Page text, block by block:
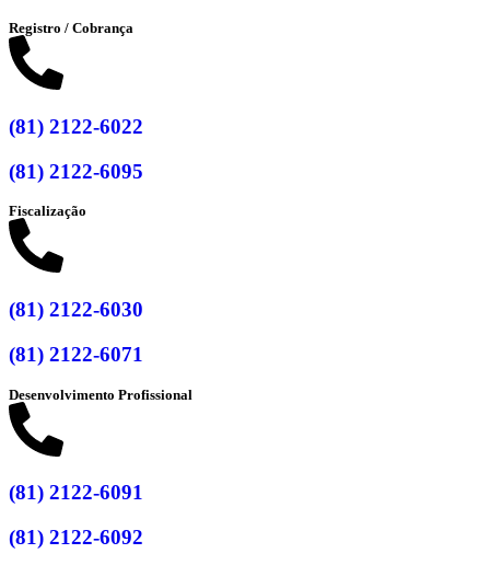
Registro / Cobrança
(81) 2122-6022
(81) 2122-6095
Fiscalização
(81) 2122-6030
(81) 2122-6071
Desenvolvimento Profissional
(81) 2122-6091
(81) 2122-6092